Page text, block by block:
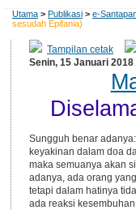
Utama > Publikasi > e-
sesudah Epifania)
Tampilan cetak
Senin, 15 Januari
Sungguh benar
keyakinan dalam doa
maka semuanya akan
adanya, ada orang
tetapi dalam hatinya
ada reaksi